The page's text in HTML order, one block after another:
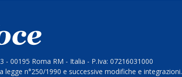
- 00195 Roma RM - Italia - P.Iva: 07216031000
n°250/1990 e successive modifiche e integrazioni.